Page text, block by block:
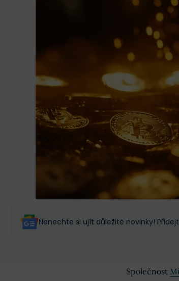
Nenechte si ujít důležité novinky!
Společnost